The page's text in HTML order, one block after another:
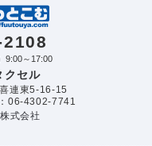
9:00～17:00
クセル
連東5-16-15
06-4302-7741
式会社